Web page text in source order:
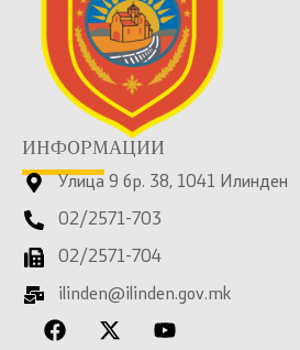
ИНФОРМАЦИИ
Улица 9 бр. 38, 1041 Илинден
02/2571-703
02/2571-704
ilinden@ilinden.gov.mk